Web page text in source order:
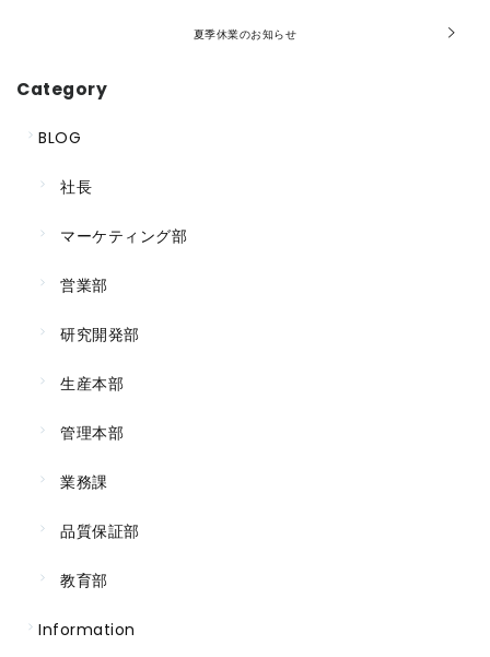
夏季休業のお知らせ
Category
BLOG
社長
マーケティング部
営業部
研究開発部
生産本部
管理本部
業務課
品質保証部
教育部
Information